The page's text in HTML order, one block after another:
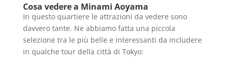
Cosa vedere a Minami Aoyama
In questo quartiere le attrazioni da vedere sono
davvero tante. Ne abbiamo fatta una piccola
selezione tra le più belle e interessanti da includere
in qualche tour della città di Tokyo: